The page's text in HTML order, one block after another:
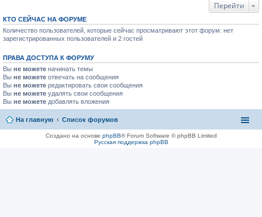
Перейти
КТО СЕЙЧАС НА ФОРУМЕ
Количество пользователей, которые сейчас просматривают этот форум: нет
зарегистрированных пользователей и 2 гостей
ПРАВА ДОСТУПА К ФОРУМУ
Вы не можете начинать темы
Вы не можете отвечать на сообщения
Вы не можете редактировать свои сообщения
Вы не можете удалять свои сообщения
Вы не можете добавлять вложения
На главную Список форумов
Создано на основе phpBB® Forum Software © phpBB Limited
Русская поддержка phpBB